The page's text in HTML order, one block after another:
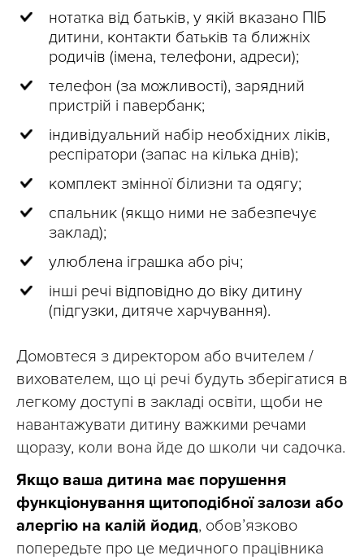
нотатка від батьків, у якій вказано ПІБ
дитини, контакти батьків та ближніх
родичів (імена, телефони, адреси);
телефон (за можливості), зарядний
пристрій і павербанк;
індивідуальний набір необхідних ліків,
респіратори (запас на кілька днів);
комплект змінної білизни та одягу;
спальник (якщо ними не забезпечує
заклад);
улюблена іграшка або річ;
інші речі відповідно до віку дитину
(підгузки, дитяче харчування).
Домовтеся з директором або вчителем /
вихователем, що ці речі будуть зберігатися в
легкому доступі в закладі освіти, щоби не
навантажувати дитину важкими речами
щоразу, коли вона йде до школи чи садочка.
Якщо ваша дитина має порушення
функціонування щитоподібної залози або
алергію на калій йодид, обовʼязково
попередьте про це медичного працівника